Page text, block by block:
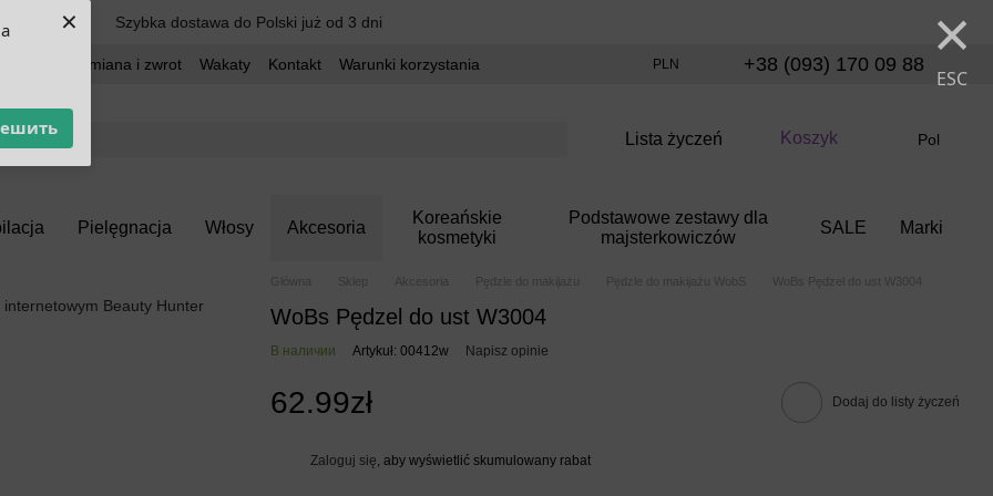
× ×
ESC
Szybka dostawa do Polski już od 3 dni
Wymiana i zwrot Wakaty Kontakt
Warunki korzystania
PLN +38 (093) 170 09 88
Lista życzeń Koszyk Pol
Pielęgnacja Włosy Akcesoria
Koreańskie
kosmetyki
Podstawowe zestawy dla
majsterkowiczów
SALE Marki
Główna Sklep Akcesoria Pędzle do makijażu Pędzle do makijażu WobS WoBs Pędzel do ust W3004
WoBs Pędzel do ust W3004
В наличии Artykuł: 00412w Napisz opinie
62.99zł Dodaj do listy życzeń
Zaloguj się , aby wyświetlić skumulowany rabat